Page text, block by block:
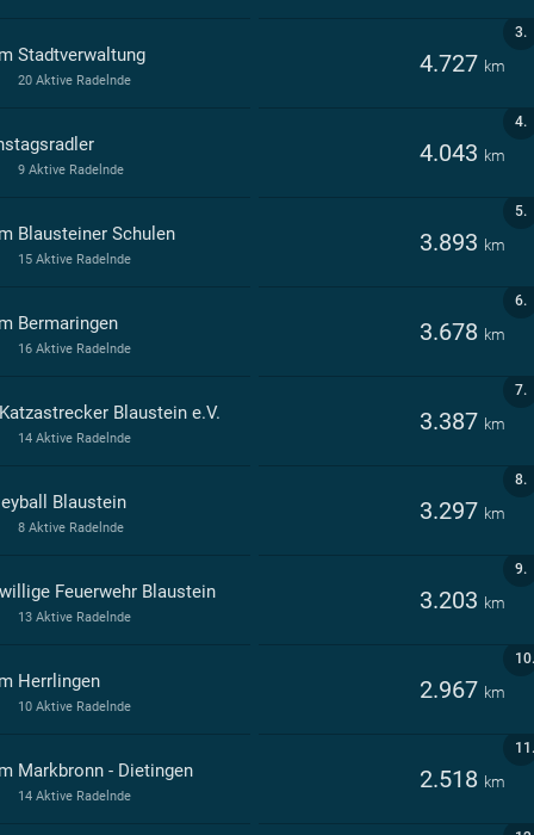
3.
Stadtverwaltung 4.727 km
20 Aktive Radelnde
4.
4.043 km
9 Aktive Radelnde
5.
Blausteiner Schulen 3.893 km
15 Aktive Radelnde
6.
Bermaringen 3.678 km
16 Aktive Radelnde
7.
Blaustein e.V. 3.387 km
14 Aktive Radelnde
8.
Blaustein 3.297 km
8 Aktive Radelnde
9.
Feuerwehr Blaustein 3.203 km
13 Aktive Radelnde
10.
Herrlingen 2.967 km
10 Aktive Radelnde
11.
Markbronn - Dietingen 2.518 km
14 Aktive Radelnde